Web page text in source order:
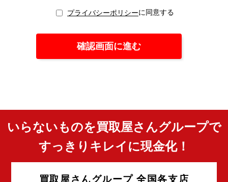
プライバシーポリシーに同意する
いらないものを買取屋さんグループで
すっきりキレイに現金化！
買取屋さんグループ 全国各支店